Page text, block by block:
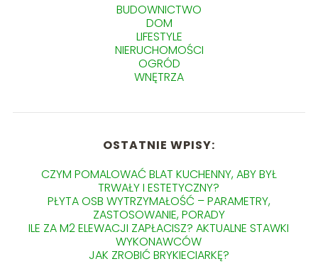
BUDOWNICTWO
DOM
LIFESTYLE
NIERUCHOMOŚCI
OGRÓD
WNĘTRZA
OSTATNIE WPISY:
CZYM POMALOWAĆ BLAT KUCHENNY, ABY BYŁ
TRWAŁY I ESTETYCZNY?
PŁYTA OSB WYTRZYMAŁOŚĆ – PARAMETRY,
ZASTOSOWANIE, PORADY
ILE ZA M2 ELEWACJI ZAPŁACISZ? AKTUALNE STAWKI
WYKONAWCÓW
JAK ZROBIĆ BRYKIECIARKĘ?